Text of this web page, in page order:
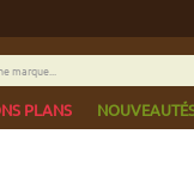
PLANS